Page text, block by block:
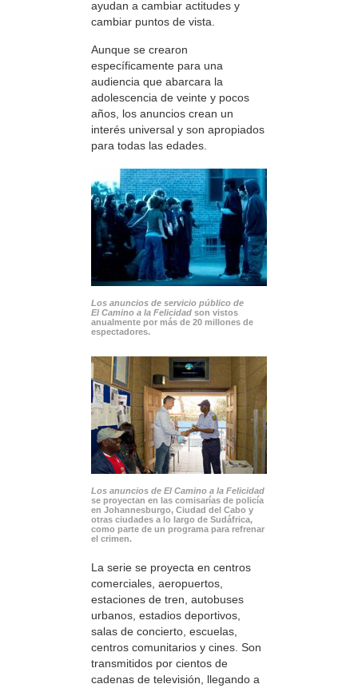
ayudan a cambiar actitudes y
cambiar puntos de vista.
Aunque se crearon
específicamente para una
audiencia que abarcara la
adolescencia de veinte y pocos
años, los anuncios crean un
interés universal y son apropiados
para todas las edades.
Los anuncios de servicio público de
El Camino a la Felicidad son vistos
anualmente por más de 20 millones de
espectadores.
Los anuncios de El Camino a la Felicidad
se proyectan en las comisarías de policía
en Johannesburgo, Ciudad del Cabo y
otras ciudades a lo largo de Sudáfrica,
como parte de un programa para refrenar
el crimen.
La serie se proyecta en centros
comerciales, aeropuertos,
estaciones de tren, autobuses
urbanos, estadios deportivos,
salas de concierto, escuelas,
centros comunitarios y cines. Son
transmitidos por cientos de
cadenas de televisión, llegando a